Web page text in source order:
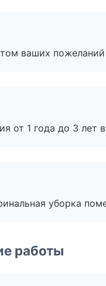
ваших
от 1 года до 3 лет
уборка
работы